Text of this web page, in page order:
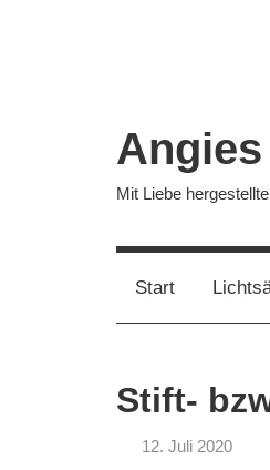
Mit Liebe
Start
Stift-
12. Juli 2020